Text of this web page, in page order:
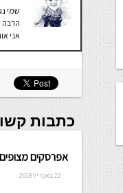
שמי
הרבה
אני
כתבות
אפרסקים
22 באפריל 2018